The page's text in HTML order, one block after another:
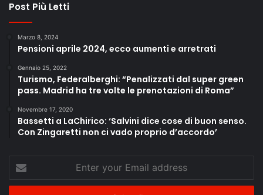
Post Più Letti
Marzo 8, 2024
Pensioni aprile 2024, ecco aumenti e arretrati
Gennaio 25, 2022
Turismo, Federalberghi: “Penalizzati dal super green
pass. Madrid ha tre volte le prenotazioni di Roma”
Novembre 17, 2020
Bassetti a LaChirico: ‘Salvini dice cose di buon senso.
Con Zingaretti non ci vado proprio d’accordo’
Enter
your
Email